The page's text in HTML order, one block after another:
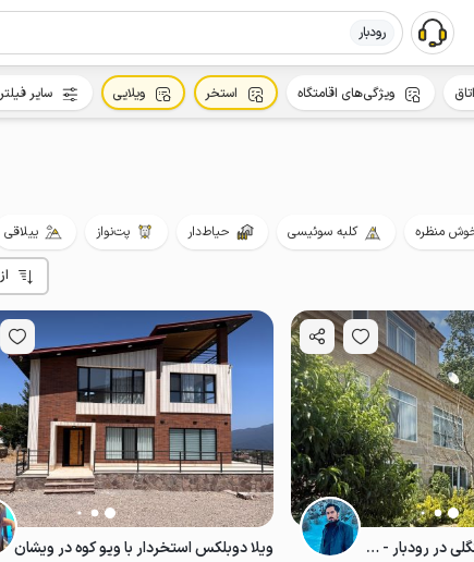
رودبار
منظره کلبه سوئیسی حیاط‌دار پت‌نواز ییلاقی
خانه استخردار با ویو جنگلی در رودبار - هرکیان ویلا دوبلکس استخردار با ویو کوه در ویشان
ویژگی‌های اقامتگاه استخر ویلایی سایر